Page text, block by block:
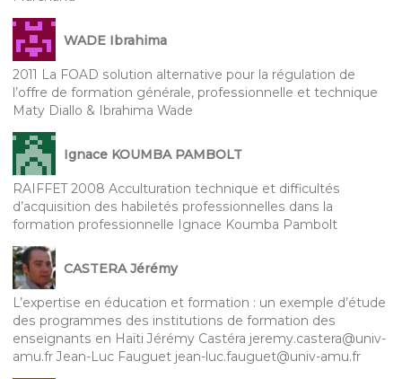
WADE Ibrahima
2011 La FOAD solution alternative pour la régulation de
l’offre de formation générale, professionnelle et technique
Maty Diallo & Ibrahima Wade
Ignace KOUMBA PAMBOLT
RAIFFET 2008 Acculturation technique et difficultés
d’acquisition des habiletés professionnelles dans la
formation professionnelle Ignace Koumba Pambolt
CASTERA Jérémy
L’expertise en éducation et formation : un exemple d’étude
des programmes des institutions de formation des
enseignants en Haïti Jérémy Castéra jeremy.castera@univ-
amu.fr Jean-Luc Fauguet jean-luc.fauguet@univ-amu.fr